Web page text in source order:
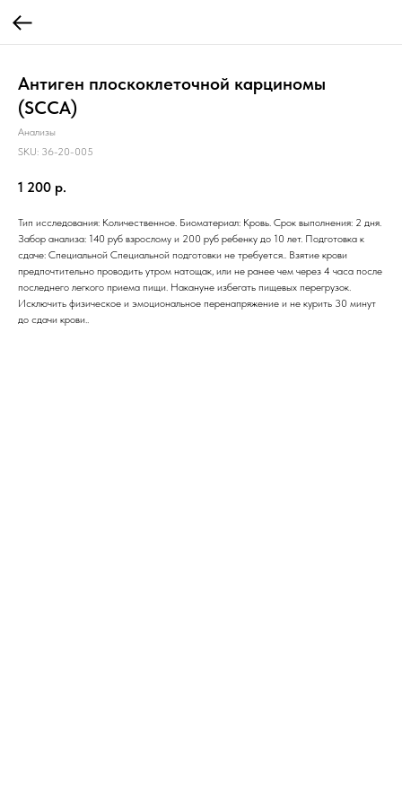
Антиген плоскоклеточной карциномы
(SCCA)
Анализы
SKU: 36-20-005
1 200 р.
Тип исследования: Количественное. Биоматериал: Кровь. Срок выполнения: 2 дня.
Забор анализа: 140 руб взрослому и 200 руб ребенку до 10 лет. Подготовка к
сдаче: Специальной Специальной подготовки не требуется.. Взятие крови
предпочтительно проводить утром натощак, или не ранее чем через 4 часа после
последнего легкого приема пищи. Накануне избегать пищевых перегрузок.
Исключить физическое и эмоциональное перенапряжение и не курить 30 минут
до сдачи крови..